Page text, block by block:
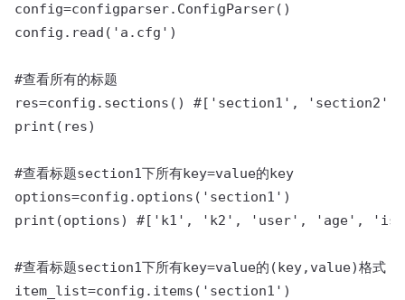
config=configparser.ConfigParser()
config.read('a.cfg')
#查看所有的标题
res=config.sections() #['section1', 'section2']
print(res)
#查看标题section1下所有key=value的key
options=config.options('section1')
print(options) #['k1', 'k2', 'user', 'age',
#查看标题section1下所有key=value的(key,value)格式
item_list=config.items('section1')